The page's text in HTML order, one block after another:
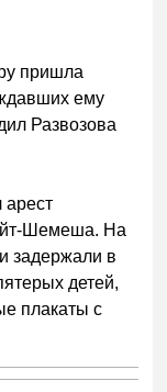
пришла
ему
Развозова
арест
Шемеша. На
задержали в
детей,
плакаты с